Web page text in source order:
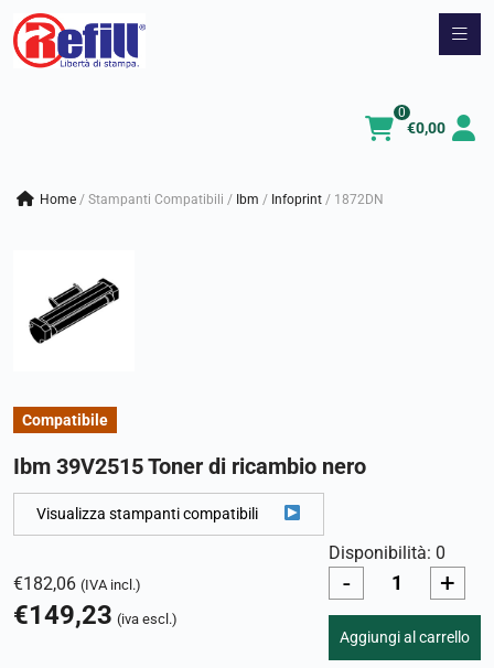
Vai
€0,00
0
Home / Stampanti Compatibili / ibm / infoprint / 1872DN
Compatibile
Ibm 39V2515 Toner di ricambio nero
Visualizza stampanti compatibili
€182,06 (IVA incl.)
€149,23 (iva escl.)
Disponibilità: 0
- +
Aggiungi al carrello